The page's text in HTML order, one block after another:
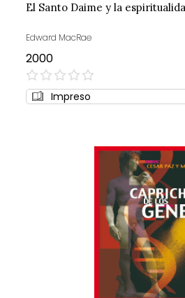
El Santo Daime y la
Edward MacRae
2000
0%
Impreso